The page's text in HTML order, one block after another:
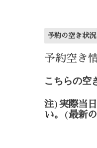
予約の空き状況
予約空き
こちらの空
注) 実際当
い。
(最新